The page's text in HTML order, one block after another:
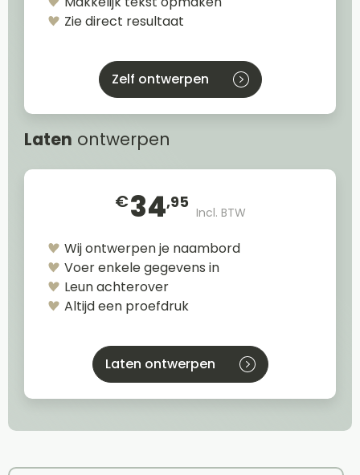
Zie direct resultaat
Zelf ontwerpen
Laten ontwerpen
€34,95
Incl. BTW
Wij ontwerpen je naambord
Voer enkele gegevens in
Leun achterover
Altijd een proefdruk
Laten ontwerpen